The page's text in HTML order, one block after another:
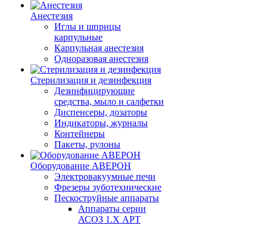
Анестезия
Иглы и шприцы
карпульные
Карпульная анестезия
Одноразовая анестезия
Стерилизация и дезинфекция
Дезинфицирующие
средства, мыло и салфетки
Диспенсеры, дозаторы
Индикаторы, журналы
Контейнеры
Пакеты, рулоны
Оборудование АВЕРОН
Электровакуумные печи
Фрезеры зуботехнические
Пескоструйные аппараты
Аппараты серии
АСОЗ 1.Х АРТ